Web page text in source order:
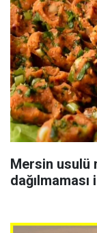
Mersin usulü
dağılmaması